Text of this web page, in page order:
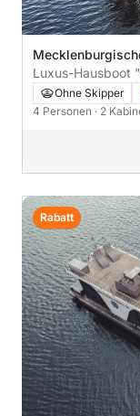
Luxus-Hausboot
(Charterschein)
Ohne Skipper
4 Personen · 2
Rabatt